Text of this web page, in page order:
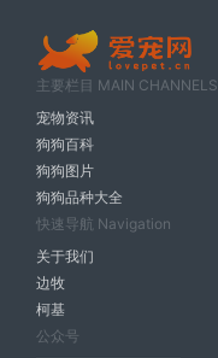
主要栏目 MAIN CHANNELS
宠物资讯
狗狗百科
狗狗图片
狗狗品种大全
快速导航 Navigation
关于我们
边牧
柯基
公众号